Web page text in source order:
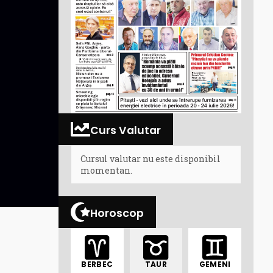
Curs Valutar
Cursul valutar nu este disponibil
momentan.
Horoscop
BERBEC TAUR GEMENI